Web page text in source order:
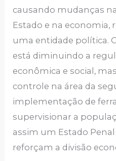
causando mudanças
Estado e na economia,
uma entidade política.
está diminuindo a
econômica e social,
controle na área da
implementação de
supervisionar a
assim um Estado
reforçam a divisão